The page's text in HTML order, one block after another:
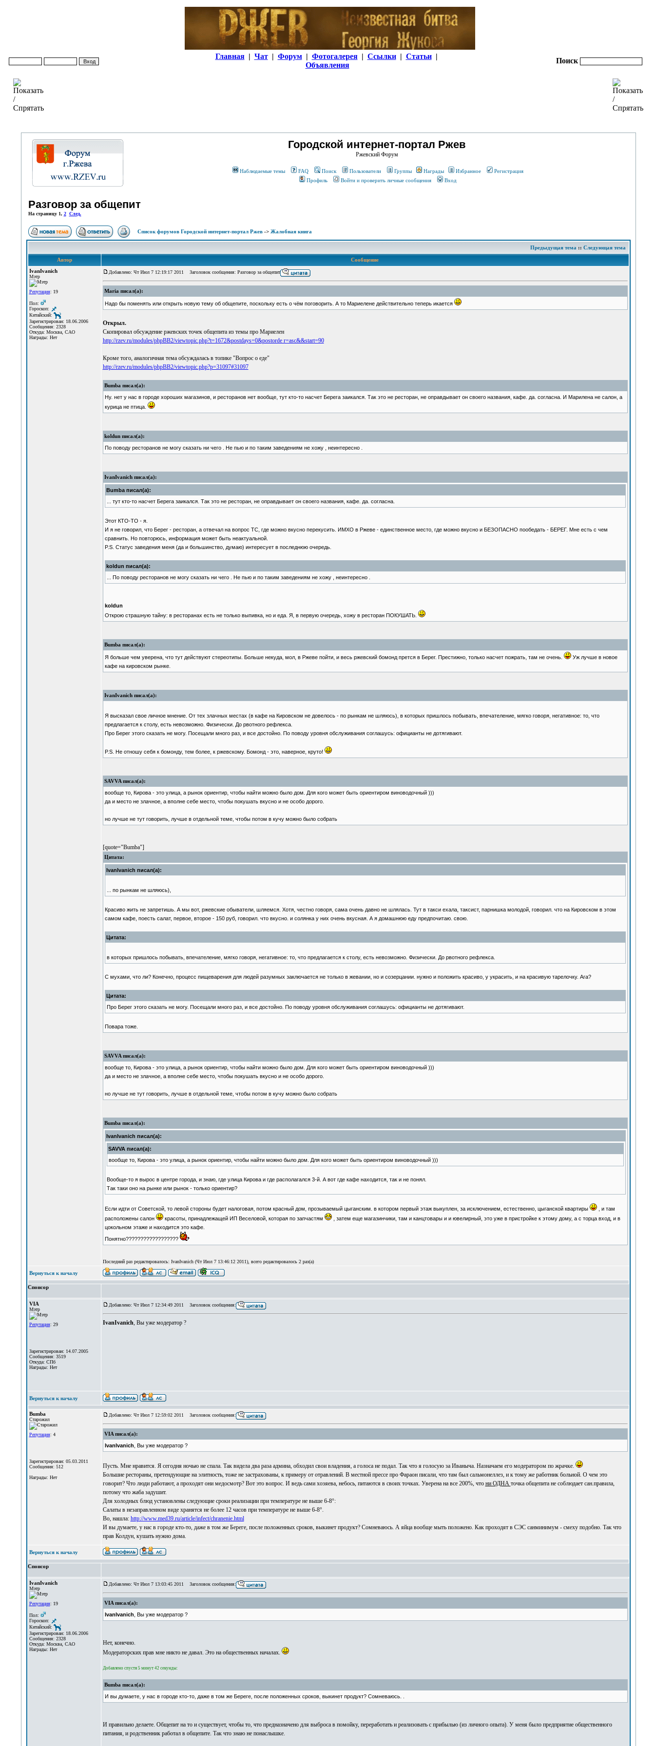
Главная | Чат | Форум | Фотогалерея | Ссылки | Статьи |
Объявления
Поиск
Городской интернет-портал Ржев
Ржевский Форум
Наблюдаемые темы FAQ Поиск Пользователи Группы Награды Избранное
Регистрация
Профиль
Войти и проверить личные сообщения Вход
Разговор за общепит
На страницу 1, 2 След.
Список форумов Городской интернет-портал Ржев-> Жалобная книга
Предыдущая тема :: Следующая тема
Автор
Сообщение
IvanIvanich
Мэтр
Репутация: 19
Пол:
Гороскоп:
Китайский:
Зарегистрирован: 18.06.2006
Сообщения: 2328
Откуда: Москва, САО
Награды: Нет
Добавлено: Чт Июл 7 12:19:17 2011 Заголовок сообщения: Разговор за общепит
Maria писал(а):
Надо бы поменять или открыть новую тему об общепите, поскольку есть о чём поговорить. А то Мариелене действительно теперь икается
Открыл.
Скопировал обсуждение ржевских точек общепита из темы про Мариелен
http://rzev.ru/modules/phpBB2/viewtopic.php?t=1672&postdays=0&postorde r=asc&&start=90
Кроме того, аналогичная тема обсуждалась в топике "Вопрос о еде"
http://rzev.ru/modules/phpBB2/viewtopic.php?p=31097#31097
Bumba писал(а):
Ну. нет у нас в городе хороших магазинов, и ресторанов нет вообще, тут кто-то насчет Берега заикался. Так это не ресторан, не оправдывает он своего названия, кафе. да. согласна. И Марилена не салон, а
курица не птица.
koldun писал(а):
По поводу ресторанов не могу сказать ни чего . Не пью и по таким заведениям не хожу , неинтересно .
IvanIvanich писал(а):
Bumba писал(а):
... тут кто-то насчет Берега заикался. Так это не ресторан, не оправдывает он своего названия, кафе. да. согласна.
Этот КТО-ТО - я.
И я не говорил, что Берег - ресторан, а отвечал на вопрос ТС, где можно вкусно перекусить. ИМХО в Ржеве - единственное место, где можно вкусно и БЕЗОПАСНО пообедать - БЕРЕГ. Мне есть с чем
сравнить. Но повторюсь, информация может быть неактуальной.
P.S. Статус заведения меня (да и большинство, думаю) интересует в последнюю очередь.
koldun писал(а):
... По поводу ресторанов не могу сказать ни чего . Не пью и по таким заведениям не хожу , неинтересно .
koldun
Открою страшную тайну: в ресторанах есть не только выпивка, но и еда. Я, в первую очередь, хожу в ресторан ПОКУШАТЬ.
Bumba писал(а):
Я больше чем уверена, что тут действуют стереотипы. Больше некуда, мол, в Ржеве пойти, и весь ржевский бомонд прется в Берег. Престижно, только насчет пожрать, там не очень.
Уж лучше в новое
кафе на кировском рынке.
IvanIvanich писал(а):
Я высказал свое личное мнение. От тех злачных местах (в кафе на Кировском не довелось - по рынкам не шляюсь), в которых пришлось побывать, впечателение, мягко говоря, негативное: то, что
предлагается к столу, есть невозможно. Физически. До рвотного рефлекса.
Про Берег этого сказать не могу. Посещали много раз, и все достойно. По поводу уровня обслуживания соглашусь: официанты не дотягивают.
P.S. Не отношу себя к бомонду, тем более, к ржевскому. Бомонд - это, наверное, круто!
SAVVA писал(а):
вообще то, Кирова - это улица, а рынок ориентир, чтобы найти можно было дом. Для кого может быть ориентиром виноводочный )))
да и место не злачное, а вполне себе место, чтобы покушать вкусно и не особо дорого.
но лучше не тут говорить, лучше в отдельной теме, чтобы потом в кучу можно было собрать
[quote="Bumba"]
Цитата:
IvanIvanich писал(а):
... по рынкам не шляюсь),
Красиво жить не запретишь. А мы вот, ржевские обыватели, шляемся. Хотя, честно говоря, сама очень давно не шлялась. Тут в такси ехала, таксист, парнишка молодой, говорил. что на Кировском в этом
самом кафе, поесть салат, первое, второе - 150 руб, говорил. что вкусно. и солянка у них очень вкусная. А я домашнюю еду предпочитаю. свою.
Цитата:
в которых пришлось побывать, впечателение, мягко говоря, негативное: то, что предлагается к столу, есть невозможно. Физически. До рвотного рефлекса.
С мухами, что ли? Конечно, процесс пищеварения для людей разумных заключается не только в жевании, но и созерцании. нужно и положить красиво, у украсить, и на красивую тарелочку. Ага?
Цитата:
Про Берег этого сказать не могу. Посещали много раз, и все достойно. По поводу уровня обслуживания соглашусь: официанты не дотягивают.
Повара тоже.
SAVVA писал(а):
вообще то, Кирова - это улица, а рынок ориентир, чтобы найти можно было дом. Для кого может быть ориентиром виноводочный )))
да и место не злачное, а вполне себе место, чтобы покушать вкусно и не особо дорого.
но лучше не тут говорить, лучше в отдельной теме, чтобы потом в кучу можно было собрать
Bumba писал(а):
IvanIvanich писал(а):
SAVVA писал(а):
вообще то, Кирова - это улица, а рынок ориентир, чтобы найти можно было дом. Для кого может быть ориентиром виноводочный )))
Вообще-то я вырос в центре города, и знаю, где улица Кирова и где располагался 3-й. А вот где кафе находится, так и не понял.
Так таки оно на рынке или рынок - только ориентир?
Если идти от Советской, то левой стороны будет налоговая, потом красный дом, прозываемый цыганским. в котором первый этаж выкуплен, за исключением, естественно, цыганской квартиры
, и там
расположены салон
красоты, принадлежащей ИП Веселовой, которая по запчастям
, затем еще магазинчики, там и канцтовары и и ювелирный, это уже в пристройке к этому дому, а с торца вход, и в
цокольном этаже и находится это кафе.
Понятно??????????????????
Последний раз редактировалось: IvanIvanich (Чт Июл 7 13:46:12 2011), всего редактировалось 2 раз(а)
Вернуться к началу
Спонсор
VIA
Мэтр
Репутация: 29
Зарегистрирован: 14.07.2005
Сообщения: 3519
Откуда: СПб
Награды: Нет
Добавлено: Чт Июл 7 12:34:49 2011 Заголовок сообщения:
IvanIvanich, Вы уже модератор ?
Вернуться к началу
Bumba
Старожил
Репутация: 4
Зарегистрирован: 05.03.2011
Сообщения: 512
Награды: Нет
Добавлено: Чт Июл 7 12:59:02 2011 Заголовок сообщения:
VIA писал(а):
IvanIvanich , Вы уже модератор ?
Пусть. Мне нравится. Я сегодня ночью не спала. Так видела два раза админа, обходил свои владения, а голоса не подал. Так что я голосую за Иваныча. Назначаем его модератором по жрачке.
Большие рестораны, претендующие на элитность, тоже не застрахованы, к примеру от отравлений. В местной прессе про Фараон писали, что там был сальмонеллез, и к тому же работник больной. О чем это
говорит? Что люди работают, а проходят они медосмотр? Вот это вопрос. И ведь сами хозяева, небось, питаются в своих точках. Уверена на все 200%, что ни ОДНА точка общепита не соблюдает сан.правила,
потому что жаба задушит.
Для холодных блюд установлены следующие сроки реализации при температуре не выше 6-8°:
Салаты в незаправленном виде хранятся не более 12 часов при температуре не выше 6-8°.
Во, нашла: http://www.med39.ru/article/infect/chranenie.html
И вы думаете, у нас в городе кто-то, даже в том же Береге, после положенных сроков, выкинет продукт? Сомневаюсь. А яйца вообще мыть положено. Как проходят в СЭС санминимум - смеху подобно. Так что
прав Колдун, кушать нужно дома.
Вернуться к началу
Спонсор
IvanIvanich
Мэтр
Репутация: 19
Пол:
Гороскоп:
Китайский:
Зарегистрирован: 18.06.2006
Сообщения: 2328
Откуда: Москва, САО
Награды: Нет
Добавлено: Чт Июл 7 13:03:45 2011 Заголовок сообщения:
VIA писал(а):
IvanIvanich , Вы уже модератор ?
Нет, конечно.
Модераторских прав мне никто не давал. Это на общественных началах.
Добавлено спустя 5 минут 42 секунды:
Bumba писал(а):
И вы думаете, у нас в городе кто-то, даже в том же Береге, после положенных сроков, выкинет продукт? Сомневаюсь. .
И правильно делаете. Общепит на то и существует, чтобы то, что предназначено для выброса в помойку, переработать и реализовать с прибылью (из личного опыта). У меня было предприятие общественного
питания, и родственник работал в общепите. Так что знаю не понаслышке.